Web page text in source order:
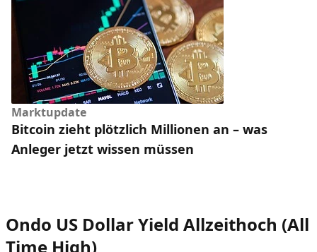
Marktupdate
Bitcoin zieht plötzlich Millionen an – was
Anleger jetzt wissen müssen
Ondo US Dollar Yield Allzeithoch (All
Time High)